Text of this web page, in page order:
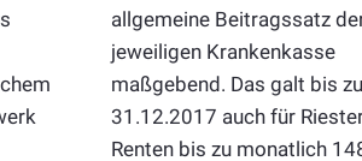
allgemeine Beitragssatz
jeweiligen Krankenkasse
maßgebend. Das galt bis
31.12.2017 auch für
Renten bis zu monatlich